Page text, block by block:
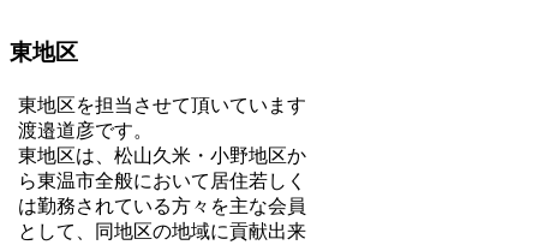
東地区
東地区を担当させて頂いています
渡邉道彦です。
東地区は、松山久米・小野地区か
ら東温市全般において居住若しく
は勤務されている方々を主な会員
として、同地区の地域に貢献出来